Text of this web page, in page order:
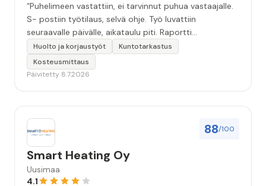
“Puhelimeen vastattiin, ei tarvinnut puhua vastaajalle.
S- postiin työtilaus, selvä ohje. Työ luvattiin
seuraavalle päivälle, aikataulu piti. Raportti
kartoituksesta tuli vielä samana päivänä..Kattava
selvitys. Työn kuvaus havannoillistettiin selvästi.
Huolto ja korjaustyöt
Kuntotarkastus
Kosteusmittaus
Päivitetty 8.7.2026
88/100
Smart Heating Oy
Uusimaa
4.1